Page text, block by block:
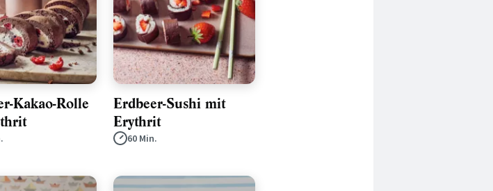
Kakao-Rolle
Erdbeer-Sushi mit
Erythrit
60 Min.